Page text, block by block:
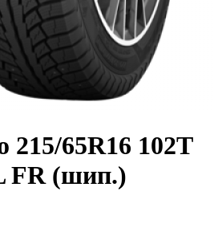
65R16 102T
FR (шип.)